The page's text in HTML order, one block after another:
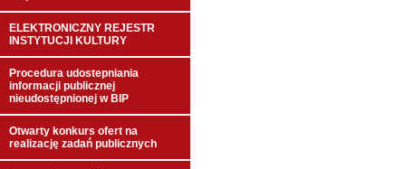
ELEKTRONICZNY REJESTR
INSTYTUCJI KULTURY
Procedura udostepniania
informacji publicznej
nieudostępnionej w BIP
Otwarty konkurs ofert na
realizację zadań publicznych